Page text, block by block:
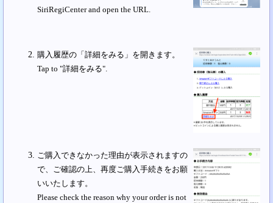
SiriRegiCenter and open the URL.
購入履歴の「詳細をみる」を開きます。
Tap to "詳細をみる".
ご購入できなかった理由が表示されますの
で、ご確認の上、再度ご購入手続きをお願
いいたします。
Please check the reason why your order is not